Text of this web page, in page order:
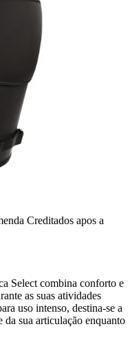
Creditados apos a
Select combina conforto e
as suas atividades
uso intenso, destina-se a
da sua articulação enquanto